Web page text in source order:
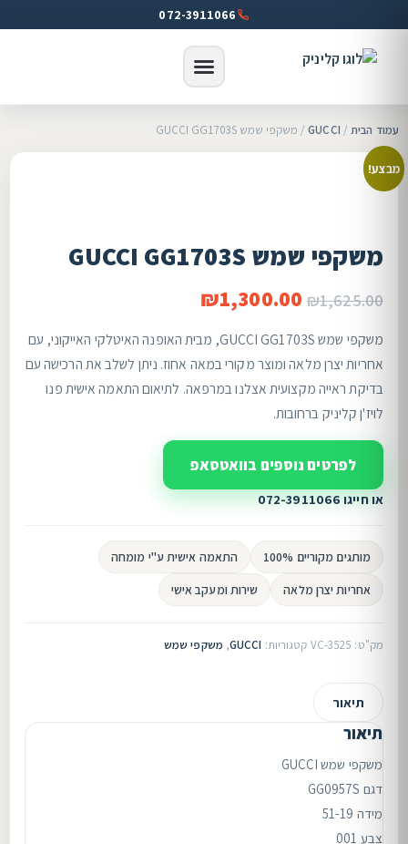
072-3911066
עמוד הבית/
GUCCI/ משקפי שמש GUCCI GG1703S
מבצע!
משקפי שמש GUCCI GG1703S
₪1,625.00
₪1,300.00
משקפי שמש GUCCI GG1703S, מבית האופנה האיטלקי האייקוני, עם
אחריות יצרן מלאה ומוצר מקורי במאה אחוז. ניתן לשלב את הרכישה עם
בדיקת ראייה מקצועית אצלנו במרפאה. לתיאום התאמה אישית פנו
לויז'ן קליניק ברחובות.
לפרטים נוספים בוואטסאפ
או חייגו 072-3911066
מותגים מקוריים 100%
התאמה אישית ע"י מומחה
אחריות יצרן מלאה
שירות ומעקב אישי
מק"ט: VC-3525 קטגוריות: GUCCI
, משקפי שמש
תיאור
תיאור
משקפי שמש GUCCI
דגם GG0957S
מידה 51-19
צבע 001